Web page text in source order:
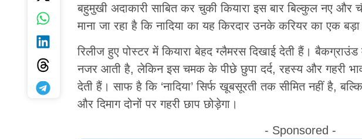
बहुमुखी अदाकारी साबित कर चुकी कियारा इस बार बिल्कुल नए और
माना जा रहा है कि नादिया का यह किरदार उनके करियर का एक बड़ा
रिलीज हुए पोस्टर में कियारा बेहद ग्लैमरस दिखाई देती हैं।
नजर आती है, लेकिन इस चमक के पीछे छुपा दर्द, रहस्य और गहरी
देती हैं। साफ है कि ‘नादिया’ सिर्फ खूबसूरती तक सीमित नहीं है,
और दिमाग दोनों पर गहरी छाप छोड़ेगा।
- Sponsored -